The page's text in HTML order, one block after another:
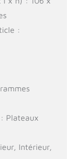
:
Plateaux
Intérieur,